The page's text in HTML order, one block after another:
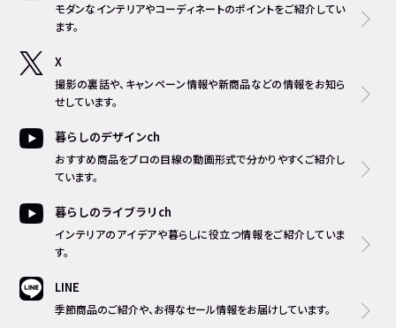
モダンなインテリアやコーディネートのポイントをご紹介してい
ます。
X
撮影の裏話や、キャンペーン情報や新商品などの情報をお知ら
せしています。
暮らしのデザインch
おすすめ商品をプロの目線の動画形式で分かりやすくご紹介し
ています。
暮らしのライブラリch
インテリアのアイデアや暮らしに役立つ情報をご紹介していま
す。
LINE
季節商品のご紹介や、お得なセール情報をお届けしています。